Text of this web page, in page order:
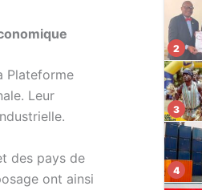
Plateforme
Leur
des pays de
ont ainsi
2
3
4